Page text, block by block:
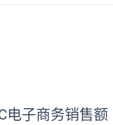
电子商务销售额